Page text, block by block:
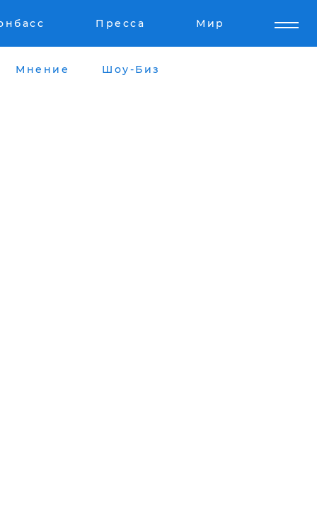
Пресса Мир
Мнение Шоу-Биз